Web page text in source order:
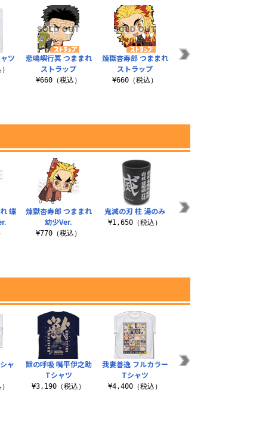
ツ
悲鳴嶼行冥 つままれ
ストラップ
¥660（税込）
煉獄杏寿郎 つままれ
ストラップ
¥660（税込）
蛇柱 伊黒小芭内 Tシ
蝶
煉獄杏寿郎 つままれ
幼少Ver.
¥770（税込）
鬼滅の刃 柱 湯のみ
¥1,650（税込）
カナヲの銅貨
ャ
獣の呼吸 嘴平伊之助
Tシャツ
¥3,190（税込）
我妻善逸 フルカラー
Tシャツ
¥4,400（税込）
鬼舞辻無惨 つままれ